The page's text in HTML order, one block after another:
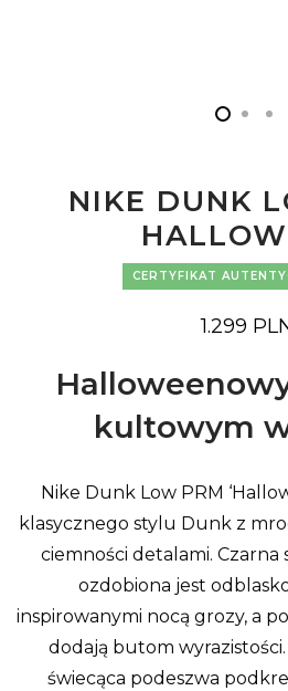
NIKE DUNK
CERTYFIKAT
1.299
kultowym
Nike Dunk Low PRM
klasycznego stylu Dunk z
ciemności detalami.
ozdobiona jest
inspirowanymi nocą grozy, a
dodają butom
świecąca podeszwa